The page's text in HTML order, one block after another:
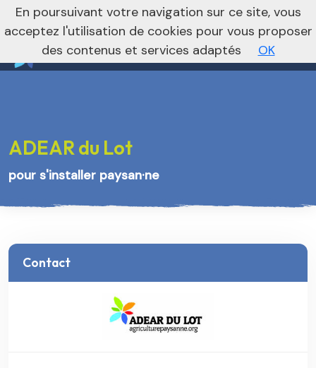
Vers le site national
nivo_2026: 1
ADEAR du Lot
pour s'installer paysan·ne
Contact
En poursuivant votre navigation sur ce site, vous
acceptez l'utilisation de cookies pour vous proposer
des contenus et services adaptés
OK